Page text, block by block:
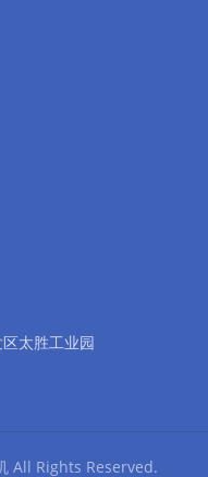
太胜工业园
All Rights Reserved.